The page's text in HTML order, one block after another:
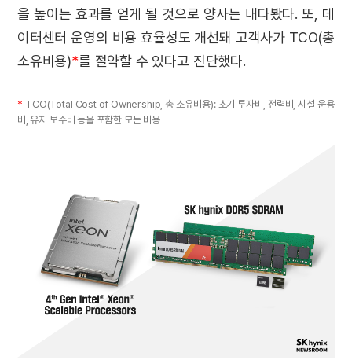
을 높이는 효과를 얻게 될 것으로 양사는 내다봤다. 또, 데
이터센터 운영의 비용 효율성도 개선돼 고객사가 TCO(총
소유비용)*를 절약할 수 있다고 진단했다.
* TCO(Total Cost of Ownership, 총 소유비용): 초기 투자비, 전력비, 시설 운용
비, 유지 보수비 등을 포함한 모든 비용